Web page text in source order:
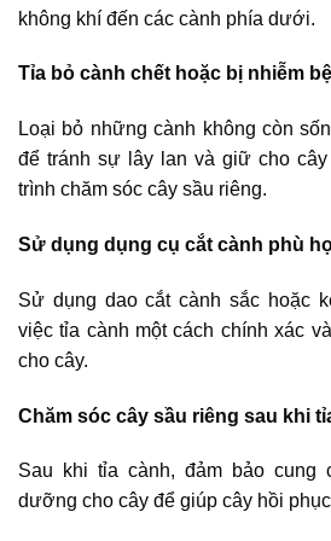
không khí đến các cành phía dưới.
Tỉa bỏ cành chết hoặc bị nhiễm
Loại bỏ những cành không còn
để tránh sự lây lan và giữ cho cây
trình chăm sóc cây sầu riêng.
Sử dụng dụng cụ cắt cành phù
Sử dụng dao cắt cành sắc hoặc
việc tỉa cành một cách chính xác
cho cây.
Chăm sóc cây sầu riêng sau khi
Sau khi tỉa cành, đảm bảo cung
dưỡng cho cây để giúp cây hồi